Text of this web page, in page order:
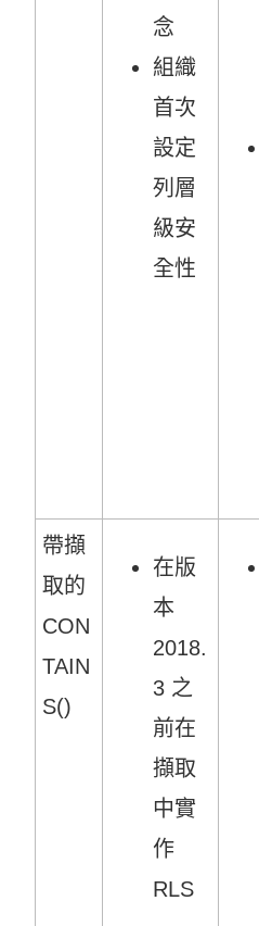
念
組織
首次
設定
列層
級安
全性
帶擷
取的
CON
TAIN
S()
在版
本
2018.
3 之
前在
擷取
中實
作
RLS